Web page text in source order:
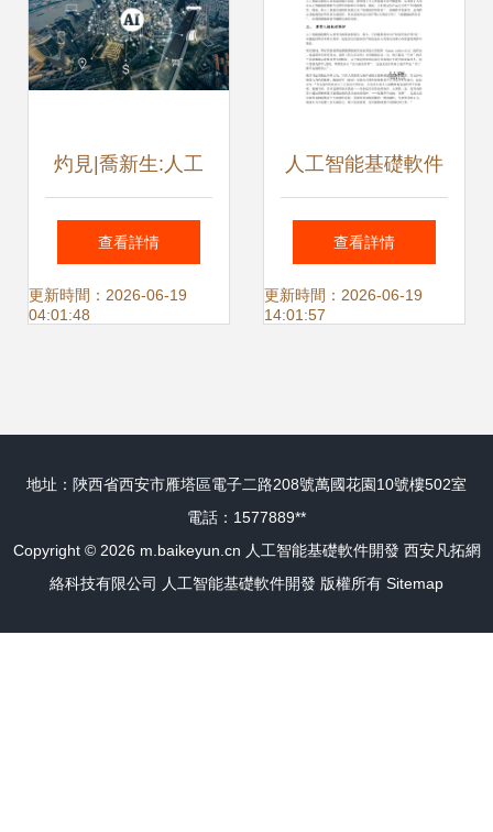
灼見|喬新生:人工
智能立法宜早不宜
遲 人工智能基礎軟
查看詳情
更新時間：2026-06-19
04:01:48
人工智能基礎軟件
開發與專利格局的
變革
查看詳情
更新時間：2026-06-19
14:01:57
地址：陜西省西安市雁塔區電子二路208號萬國花園10號樓502室
電話：1577889**
Copyright © 2026 m.baikeyun.cn 人工智能基礎軟件開發 西安凡拓網
絡科技有限公司
人工智能基礎軟件開發 版權所有 Sitemap